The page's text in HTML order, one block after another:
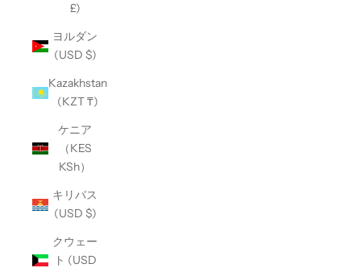
£)
ヨルダン
(USD $)
Kazakhstan
(KZT ₸)
ケニア
（KES
KSh）
キリバス
(USD $)
クウェー
ト (USD